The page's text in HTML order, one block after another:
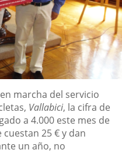
marcha del servicio
Vallabici, la cifra de
a 4.000 este mes de
25 € y dan
un año, no